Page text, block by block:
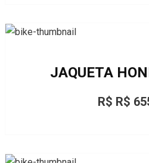
JAQUETA
R$ R$